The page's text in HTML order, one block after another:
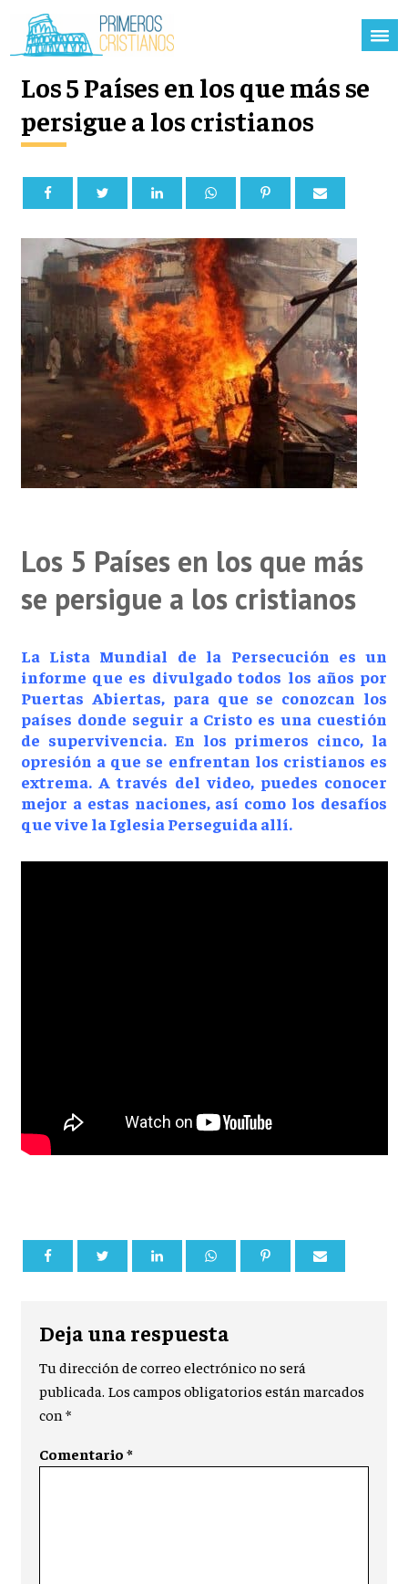
Los 5 Países en los que más se
persigue a los cristianos
Los 5 Países en los que más
se persigue a los cristianos
La Lista Mundial de la Persecución es un
informe que es divulgado todos los años por
Puertas Abiertas, para que se conozcan los
países donde seguir a Cristo es una cuestión
de supervivencia. En los primeros cinco, la
opresión a que se enfrentan los cristianos es
extrema. A través del video, puedes conocer
mejor a estas naciones, así como los desafíos
que vive la Iglesia Perseguida allí.
Deja una respuesta
Tu dirección de correo electrónico no será
publicada. Los campos obligatorios están marcados
con*
Comentario*